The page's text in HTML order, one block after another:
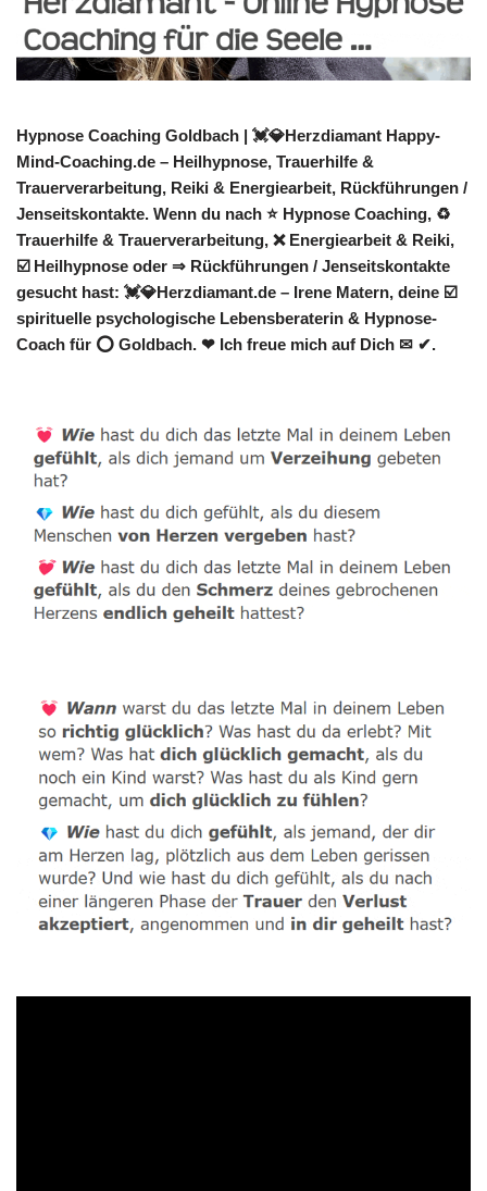
Hypnose Coaching Goldbach | 💓️💎Herzdiamant Happy-
Mind-Coaching.de – Heilhypnose, Trauerhilfe &
Trauerverarbeitung, Reiki & Energiearbeit, Rückführungen /
Jenseitskontakte. Wenn du nach ⭐ Hypnose Coaching, ♻
Trauerhilfe & Trauerverarbeitung, ❌ Energiearbeit & Reiki,
☑️ Heilhypnose oder ⇒ Rückführungen / Jenseitskontakte
gesucht hast: 💓️💎Herzdiamant.de – Irene Matern, deine ☑️
spirituelle psychologische Lebensberaterin & Hypnose-
Coach für ⭕ Goldbach. ❤ Ich freue mich auf Dich ✉ ✔.